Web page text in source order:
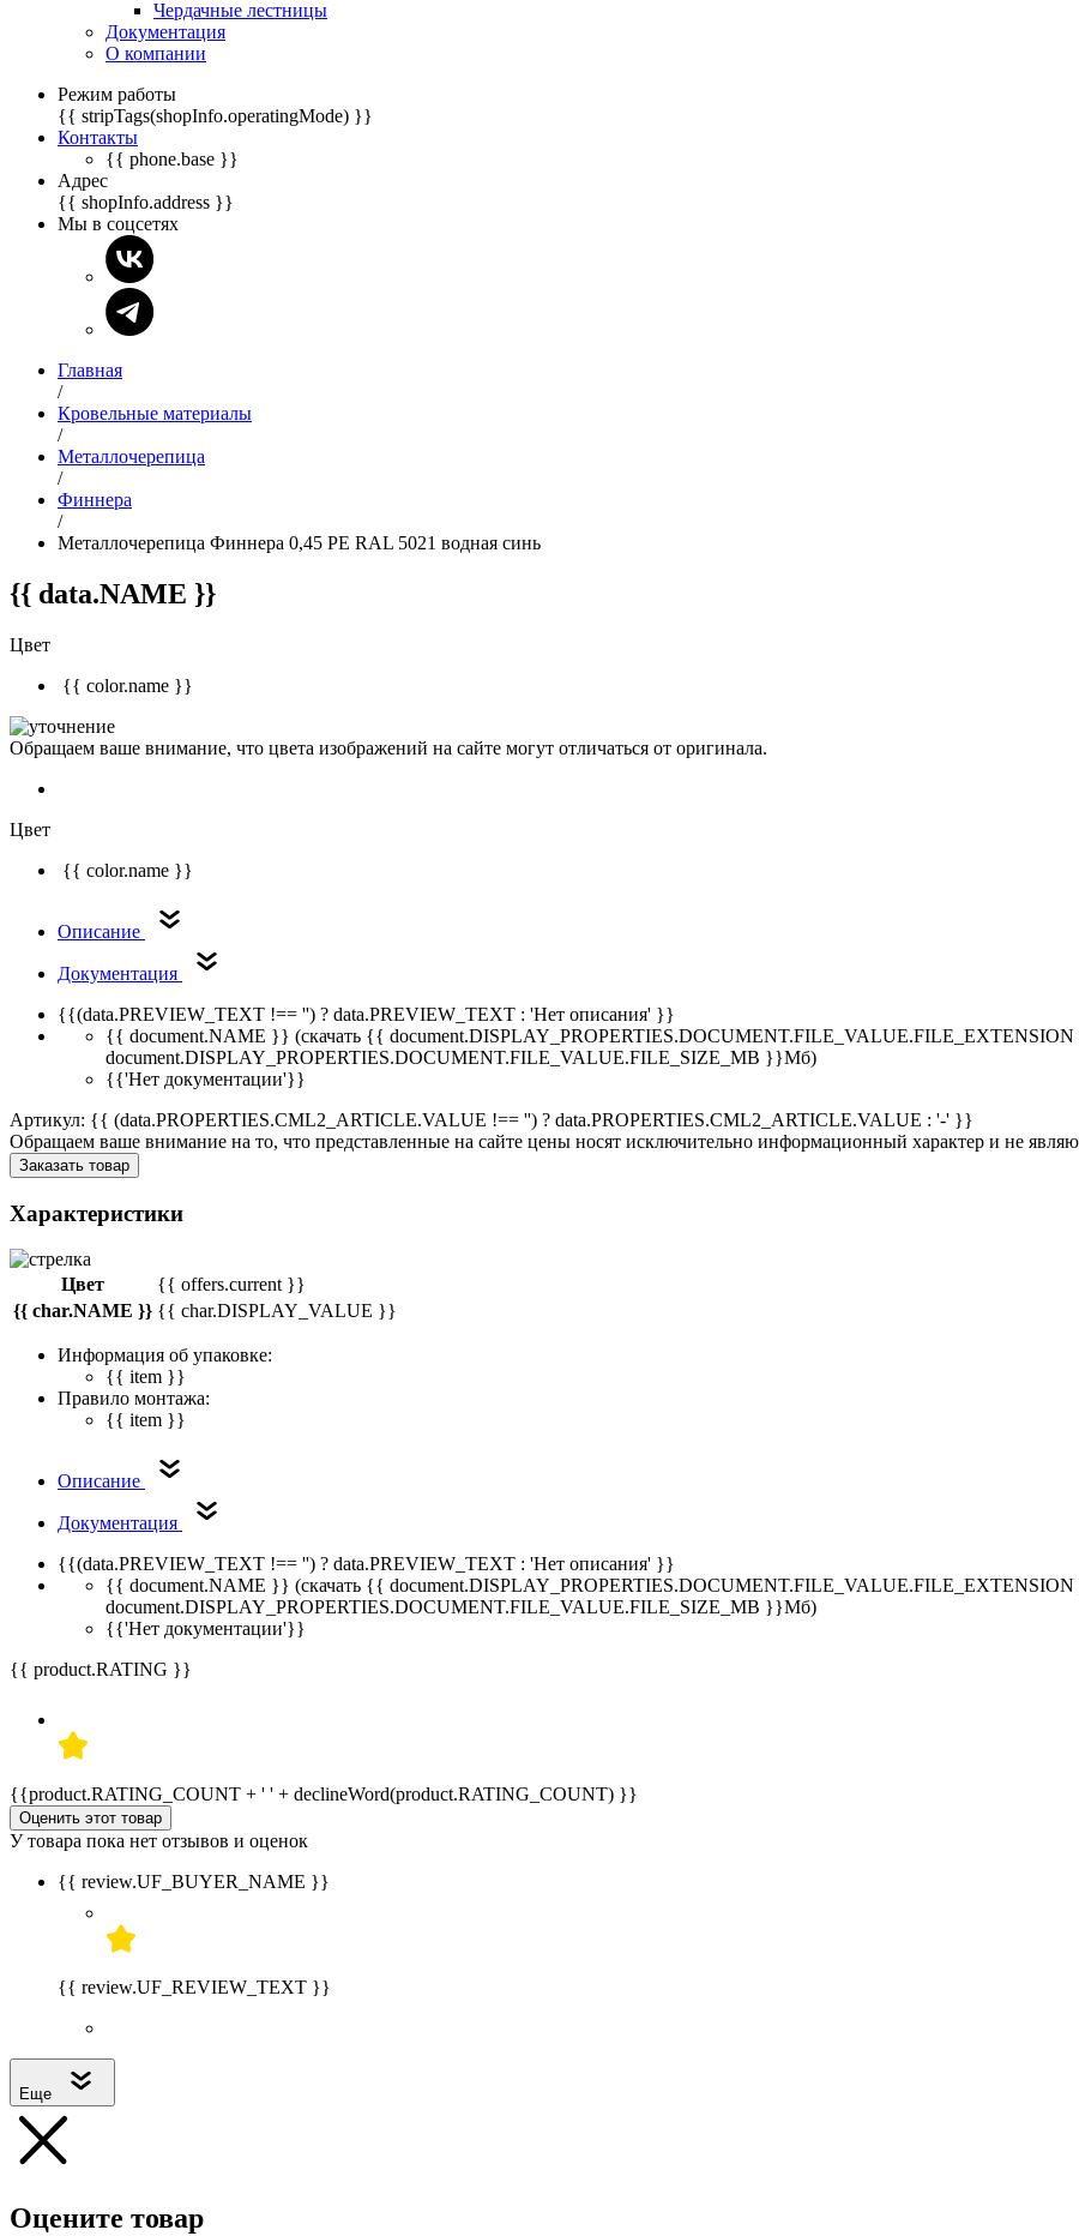
Чердачные лестницы
Документация
О компании
Режим работы
{{ stripTags(shopInfo.operatingMode) }}
Контакты
{{ phone.base }}
Адрес
{{ shopInfo.address }}
Мы в соцсетях
Главная
/
Кровельные материалы
/
Металлочерепица
/
Финнера
/
Металлочерепица Финнера 0,45 PE RAL 5021 водная синь
{{ data.NAME }}
Цвет
{{ color.name }}
Обращаем ваше внимание, что цвета изображений на сайте могут отличаться от оригинала.
Цвет
{{ color.name }}
Описание
Документация
{{(data.PREVIEW_TEXT !== '') ? data.PREVIEW_TEXT : 'Нет описания' }}
{{ document.NAME }} (скачать {{
document.DISPLAY_PROPERTIES.DOCUMENT.FILE_VALUE.FILE_SIZE_MB }}Мб)
{{'Нет документации'}}
Артикул: {{ (data.PROPERTIES.CML2_ARTICLE.VALUE !== '') ? data.PROPERTIES.CML2_ARTICLE.VALUE : '-' }}
Обращаем ваше внимание на то, что представленные на сайте цены носят исключительно информационный характер и не
Заказать товар
Характеристики
Цвет
{{ offers.current }}
{{ char.NAME }} {{ char.DISPLAY_VALUE }}
Информация об упаковке:
{{ item }}
Правило монтажа:
{{ item }}
Описание
Документация
{{(data.PREVIEW_TEXT !== '') ? data.PREVIEW_TEXT : 'Нет описания' }}
{{ document.NAME }} (скачать {{
document.DISPLAY_PROPERTIES.DOCUMENT.FILE_VALUE.FILE_SIZE_MB }}Мб)
{{'Нет документации'}}
{{ product.RATING }}
{{product.RATING_COUNT + ' ' + declineWord(product.RATING_COUNT) }}
Оценить этот товар
У товара пока нет отзывов и оценок
{{ review.UF_BUYER_NAME }}
{{ review.UF_REVIEW_TEXT }}
Еще
Оцените товар